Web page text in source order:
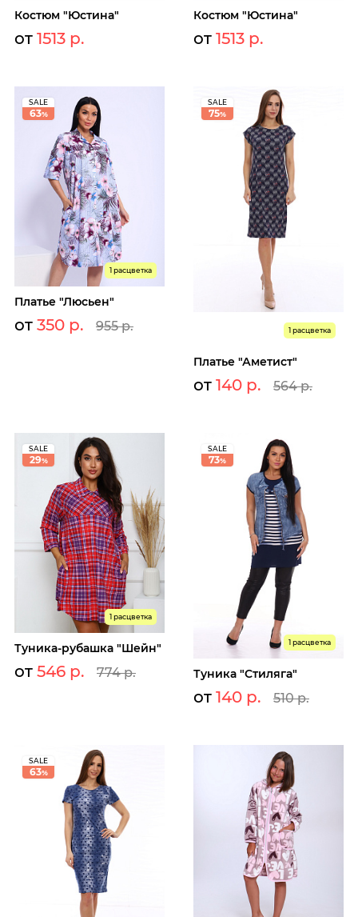
Костюм "Юстина"
от 1513 р.
Костюм "Юстина"
от 1513 р.
SALE
63%
1 расцветка
Платье "Люсьен"
от 350 р. 955 р.
SALE
75%
1 расцветка
Платье "Аметист"
от 140 р. 564 р.
SALE
29%
1 расцветка
Туника-рубашка "Шейн"
от 546 р. 774 р.
SALE
73%
1 расцветка
Туника "Стиляга"
от 140 р. 510 р.
SALE
63%